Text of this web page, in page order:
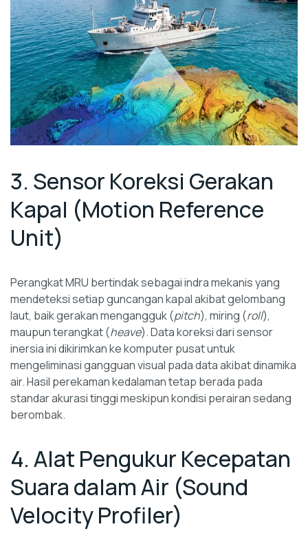
3. Sensor Koreksi Gerakan
Kapal (Motion Reference
Unit)
Perangkat MRU bertindak sebagai indra mekanis yang
mendeteksi setiap guncangan kapal akibat gelombang
laut, baik gerakan mengangguk (pitch), miring (roll),
maupun terangkat (heave). Data koreksi dari sensor
inersia ini dikirimkan ke komputer pusat untuk
mengeliminasi gangguan visual pada data akibat dinamika
air. Hasil perekaman kedalaman tetap berada pada
standar akurasi tinggi meskipun kondisi perairan sedang
berombak.
4. Alat Pengukur Kecepatan
Suara dalam Air (Sound
Velocity Profiler)